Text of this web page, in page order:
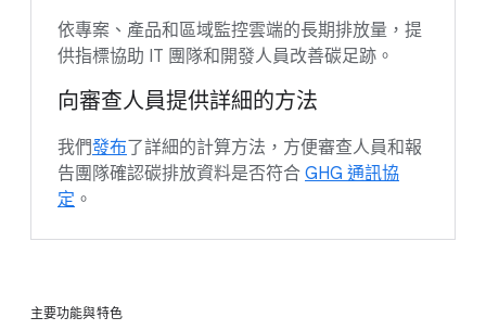
依專案、產品和區域監控雲端的長期排放量，提
供指標協助 IT 團隊和開發人員改善碳足跡。
向審查人員提供詳細的方法
我們發布了詳細的計算方法，方便審查人員和報
告團隊確認碳排放資料是否符合 GHG 通訊協
定 。
主要功能與特色